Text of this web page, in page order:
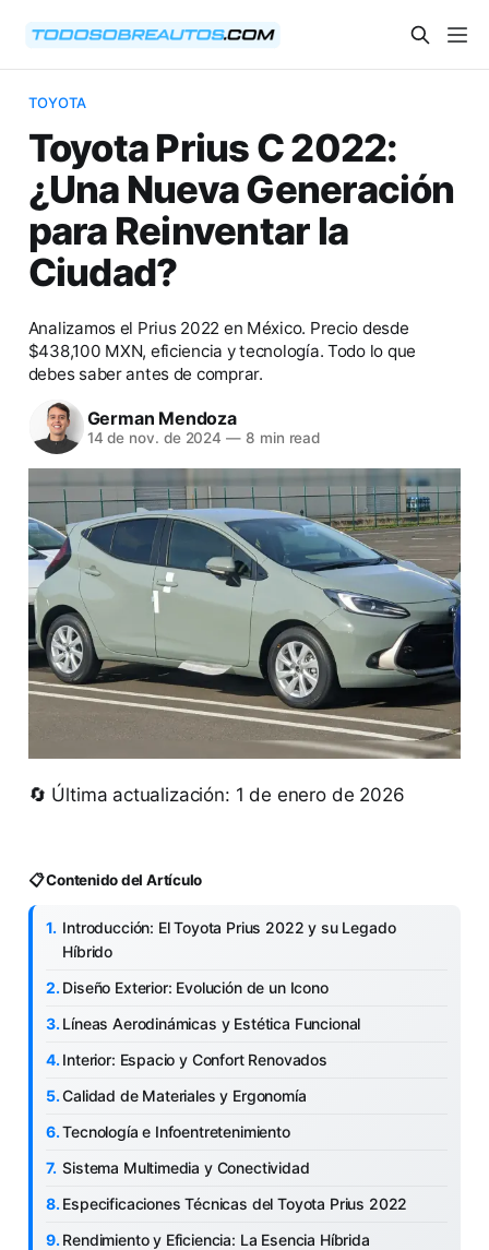
TOYOTA
Toyota Prius C 2022:
¿Una Nueva Generación
para Reinventar la
Ciudad?
Analizamos el Prius 2022 en México. Precio desde
$438,100 MXN, eficiencia y tecnología. Todo lo que
debes saber antes de comprar.
German Mendoza
14 de nov. de 2024 — 8 min read
🔄 Última actualización: 1 de enero de 2026
📋 Contenido del Artículo
Introducción: El Toyota Prius 2022 y su Legado
Híbrido
Diseño Exterior: Evolución de un Icono
Líneas Aerodinámicas y Estética Funcional
Interior: Espacio y Confort Renovados
Calidad de Materiales y Ergonomía
Tecnología e Infoentretenimiento
Sistema Multimedia y Conectividad
Especificaciones Técnicas del Toyota Prius 2022
Rendimiento y Eficiencia: La Esencia Híbrida